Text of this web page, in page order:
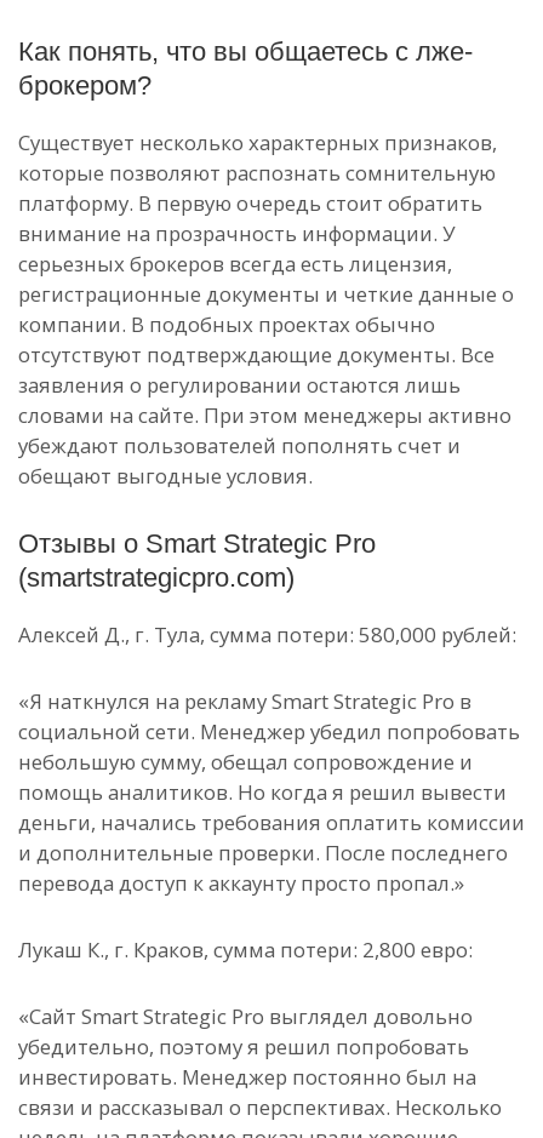
Как понять, что вы общаетесь с лже-
брокером?
Существует несколько характерных признаков,
которые позволяют распознать сомнительную
платформу. В первую очередь стоит обратить
внимание на прозрачность информации. У
серьезных брокеров всегда есть лицензия,
регистрационные документы и четкие данные о
компании. В подобных проектах обычно
отсутствуют подтверждающие документы. Все
заявления о регулировании остаются лишь
словами на сайте. При этом менеджеры активно
убеждают пользователей пополнять счет и
обещают выгодные условия.
Отзывы о Smart Strategic Pro
(smartstrategicpro.com)
Алексей Д., г. Тула, сумма потери: 580,000 рублей:
«Я наткнулся на рекламу Smart Strategic Pro в
социальной сети. Менеджер убедил попробовать
небольшую сумму, обещал сопровождение и
помощь аналитиков. Но когда я решил вывести
деньги, начались требования оплатить комиссии
и дополнительные проверки. После последнего
перевода доступ к аккаунту просто пропал.»
Лукаш К., г. Краков, сумма потери: 2,800 евро:
«Сайт Smart Strategic Pro выглядел довольно
убедительно, поэтому я решил попробовать
инвестировать. Менеджер постоянно был на
связи и рассказывал о перспективах. Несколько